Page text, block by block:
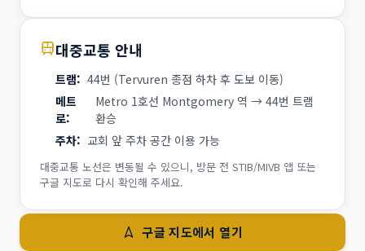
대중교통 안내
트램: 44번 (Tervuren 종점 하차 후 도보 이동)
메트
로:
Metro 1호선 Montgomery 역 → 44번 트램
환승
주차: 교회 앞 주차 공간 이용 가능
대중교통 노선은 변동될 수 있으니, 방문 전 STIB/MIVB 앱 또는
구글 지도로 다시 확인해 주세요.
구글 지도에서 열기